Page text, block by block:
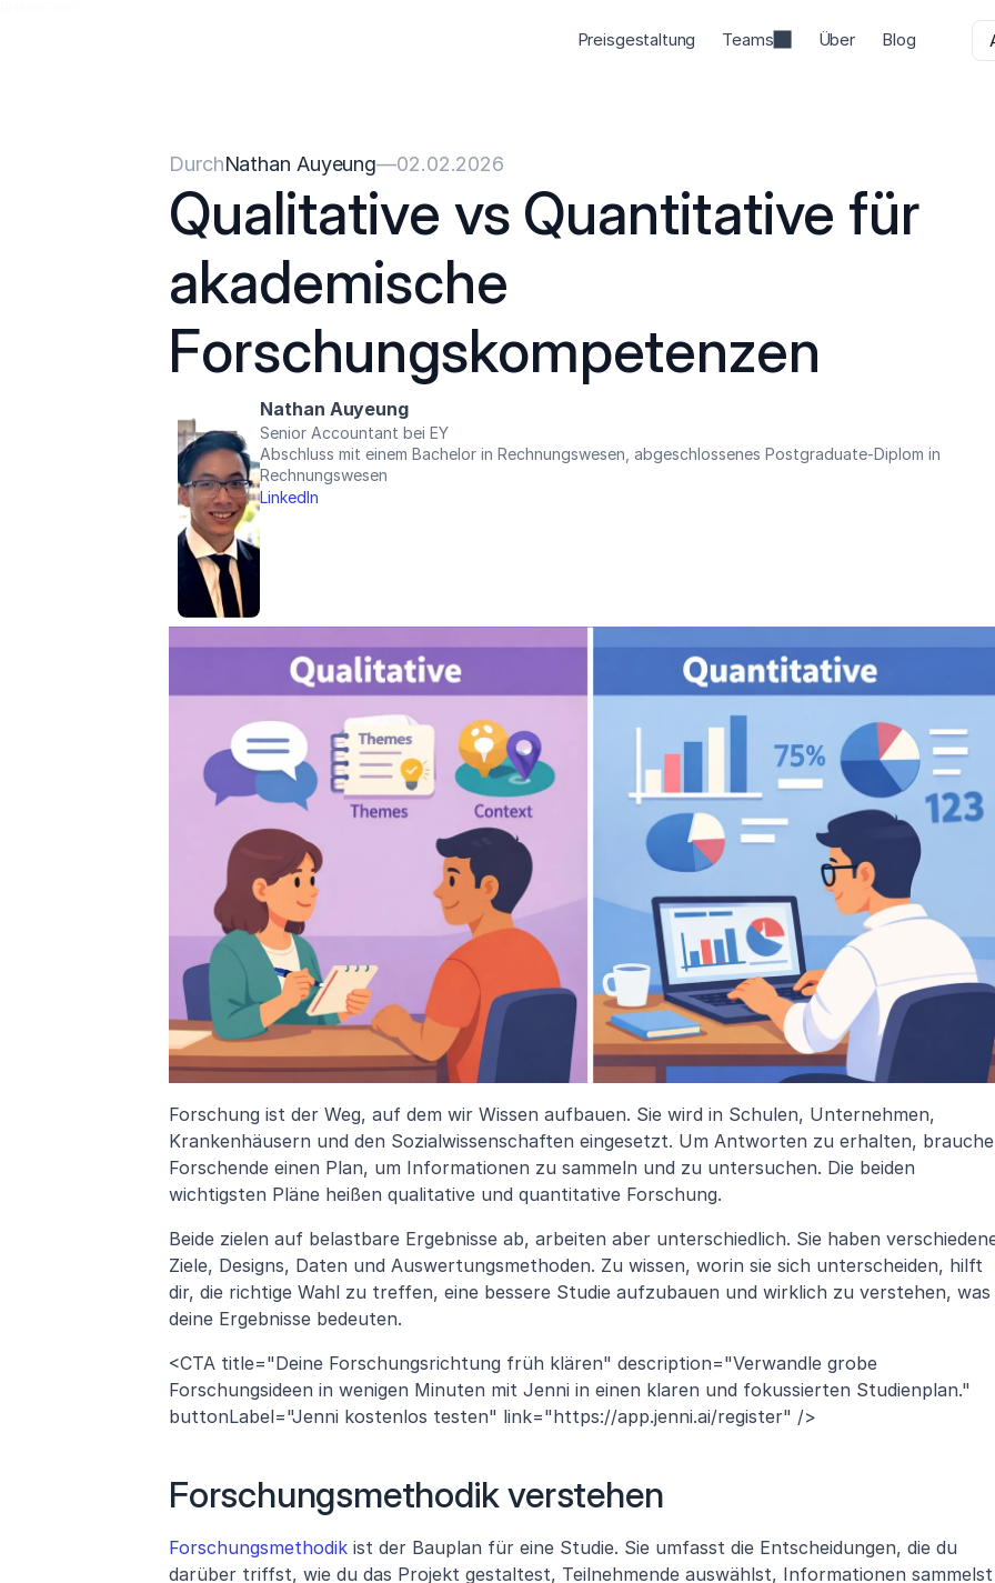
Preisgestaltung Teams Über Blog
DurchNathan Auyeung—02.02.2026
Qualitative vs Quantitative für
akademische
Forschungskompetenzen
Nathan Auyeung
Senior Accountant bei EY
Abschluss mit einem Bachelor in Rechnungswesen, abgeschlossenes Postgraduate-Diplom in
Rechnungswesen
LinkedIn
Forschung ist der Weg, auf dem wir Wissen aufbauen. Sie wird in Schulen, Unternehmen,
Krankenhäusern und den Sozialwissenschaften eingesetzt. Um Antworten zu erhalten,
Forschende einen Plan, um Informationen zu sammeln und zu untersuchen. Die beiden
wichtigsten Pläne heißen qualitative und quantitative Forschung.
Beide zielen auf belastbare Ergebnisse ab, arbeiten aber unterschiedlich. Sie haben
Ziele, Designs, Daten und Auswertungsmethoden. Zu wissen, worin sie sich unterscheiden, hilft
dir, die richtige Wahl zu treffen, eine bessere Studie aufzubauen und wirklich zu verstehen, was
deine Ergebnisse bedeuten.
<CTA title="Deine Forschungsrichtung früh klären" description="Verwandle grobe
Forschungsideen in wenigen Minuten mit Jenni in einen klaren und fokussierten Studienplan."
buttonLabel="Jenni kostenlos testen" link="https://app.jenni.ai/register" />
Forschungsmethodik verstehen
Forschungsmethodik ist der Bauplan für eine Studie. Sie umfasst die Entscheidungen, die du
darüber triffst, wie du das Projekt gestaltest, Teilnehmende auswählst, Informationen sammelst